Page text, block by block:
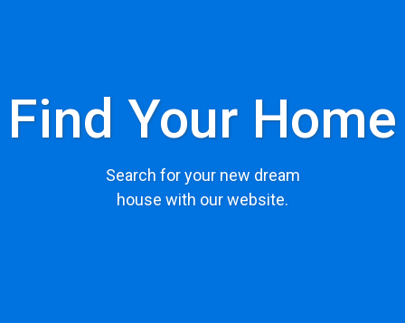
Find Your Home
Search for your new dream
house with our website.